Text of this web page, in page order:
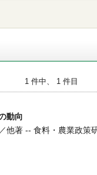
1 件中、 1 件目
動向
他著 -- 食料・農業政